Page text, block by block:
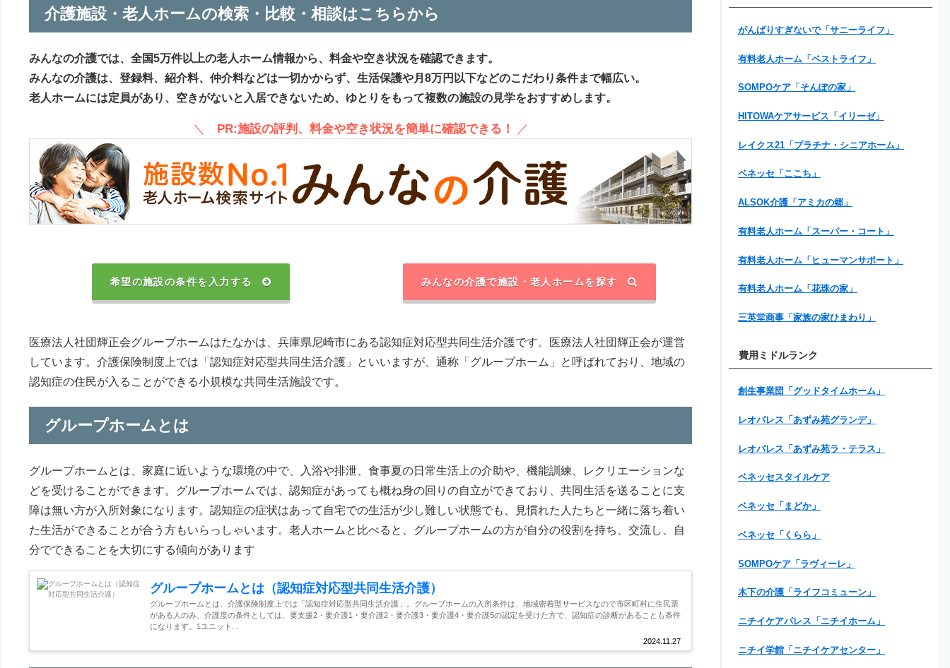
介護施設・老人ホームの検索・比較・相談はこちらから
みんなの介護では、全国5万件以上の老人ホーム情報から、料金や空き状況を確認できます。
みんなの介護は、登録料、紹介料、仲介料などは一切かからず、生活保護や月8万円以下などのこだわり条件まで幅広い。
老人ホームには定員があり、空きがないと入居できないため、ゆとりをもって複数の施設の見学をおすすめします。
＼ PR:施設の評判、料金や空き状況を簡単に確認できる！ ／
希望の施設の条件を入力する みんなの介護で施設・老人ホームを探す
医療法人社団輝正会グループホームはたなかは、兵庫県尼崎市にある認知症対応型共同生活介護です。医療法人社団輝正会が運営
しています。介護保険制度上では「認知症対応型共同生活介護」といいますが、通称「グループホーム」と呼ばれており、地域の
認知症の住民が入ることができる小規模な共同生活施設です。
グループホームとは
グループホームとは、家庭に近いような環境の中で、入浴や排泄、食事夏の日常生活上の介助や、機能訓練、レクリエーションな
どを受けることができます。グループホームでは、認知症があっても概ね身の回りの自立ができており、共同生活を送ることに支
障は無い方が入所対象になります。認知症の症状はあって自宅での生活が少し難しい状態でも、見慣れた人たちと一緒に落ち着い
た生活ができることが合う方もいらっしゃいます。老人ホームと比べると、グループホームの方が自分の役割を持ち、交流し、自
分でできることを大切にする傾向があります
グループホームとは（認知症対応型共同生活介護）
2024.11.27
グループホームとは、介護保険制度上では「認知症対応型共同生活介護」。グループホームの入所条件は、地域密着型サービスなので市区町村に住民票
がある人のみ、介護度の条件としては、要支援2・要介護1・要介護2・要介護3・要介護4・要介護5の認定を受けた方で、認知症の診断があることも条件
になります。1ユニット...
がんばりすぎないで「サニーライフ」
有料老人ホーム「ベストライフ」
SOMPOケア「そんぽの家」
HITOWAケアサービス「イリーゼ」
レイクス21「プラチナ・シニアホーム」
ベネッセ「ここち」
ALSOK介護「アミカの郷」
有料老人ホーム「スーパー・コート」
有料老人ホーム「ヒューマンサポート」
有料老人ホーム「花珠の家」
三英堂商事「家族の家ひまわり」
費用ミドルランク
創生事業団「グッドタイムホーム」
レオパレス「あずみ苑グランデ」
レオパレス「あずみ苑ラ・テラス」
ベネッセスタイルケア
ベネッセ「まどか」
ベネッセ「くらら」
SOMPOケア「ラヴィーレ」
木下の介護「ライフコミューン」
ニチイケアパレス「ニチイホーム」
ニチイ学館「ニチイケアセンター」